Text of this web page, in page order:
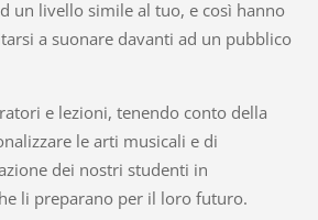
un livello simile al tuo, e così hanno
a suonare davanti ad un pubblico
e lezioni, tenendo conto della
le arti musicali e di
dei nostri studenti in
li preparano per il loro futuro.